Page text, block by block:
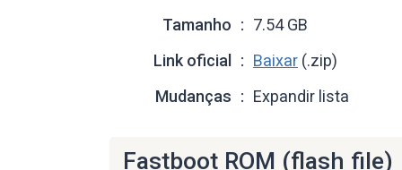
Tamanho
7.54 GB
Link oficial
Baixar (.zip)
Mudanças
Expandir lista
Fastboot ROM (flash file)